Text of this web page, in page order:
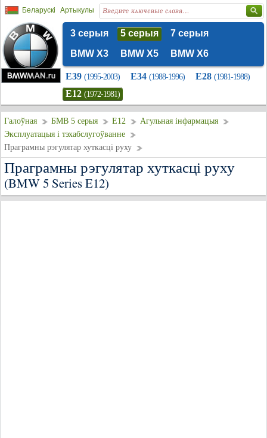
Беларускі Артыкулы
3 серыя 5 серыя
7 серыя
BMW X3
BMW X5 BMW X6
E39 (1995-2003) E34 (1988-1996) E28 (1981-1988)
E12 (1972-1981)
Галоўная БМВ 5 серыя E12
Агульная інфармацыя
Эксплуатацыя і тэхабслугоўванне
Праграмны рэгулятар хуткасці руху
Праграмны рэгулятар хуткасці руху
(BMW 5 Series E12)